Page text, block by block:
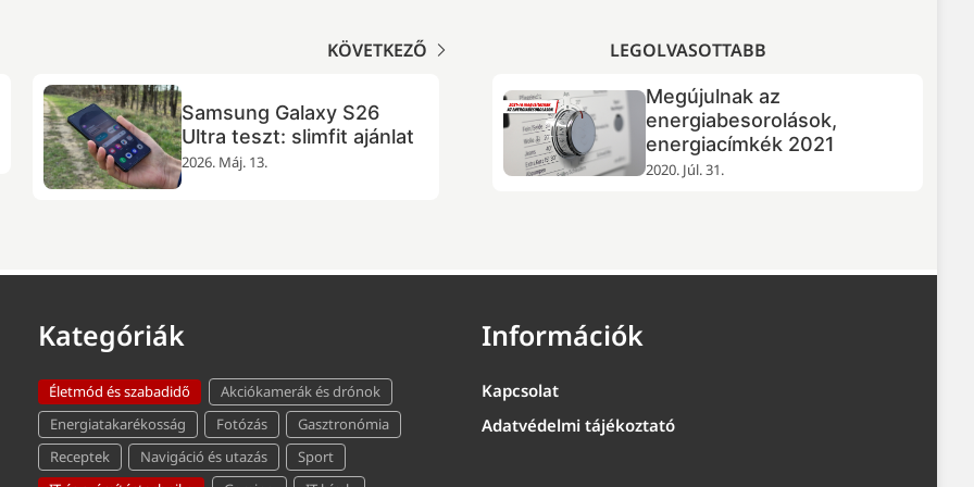
KÖVETKEZŐ
Samsung Galaxy S26
Ultra teszt: slimfit ajánlat
2026. Máj. 13.
DJI Neo 2 drón teszt:
repülő szelfigyár
2026. Ápr. 20.
LEGOLVASOTTABB
Megújulnak az
energiabesorolások,
energiacímkék 2021
2020. Júl. 31.
Kategóriák
Életmód és szabadidő
Akciókamerák és drónok
Energiatakarékosság
Fotózás
Gasztronómia
Receptek
Navigáció és utazás
Sport
Információk
Kapcsolat
Adatvédelmi tájékoztató